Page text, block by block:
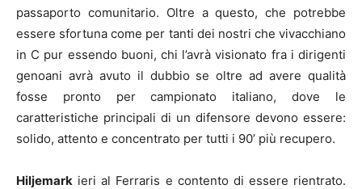
passaporto comunitario. Oltre a questo, che potrebbe
essere sfortuna come per tanti dei nostri che vivacchiano
in C pur essendo buoni, chi l’avrà visionato fra i dirigenti
genoani avrà avuto il dubbio se oltre ad avere qualità
fosse pronto per campionato italiano, dove le
caratteristiche principali di un difensore devono essere:
solido, attento e concentrato per tutti i 90’ più recupero.
Hiljemark ieri al Ferraris e contento di essere rientrato.